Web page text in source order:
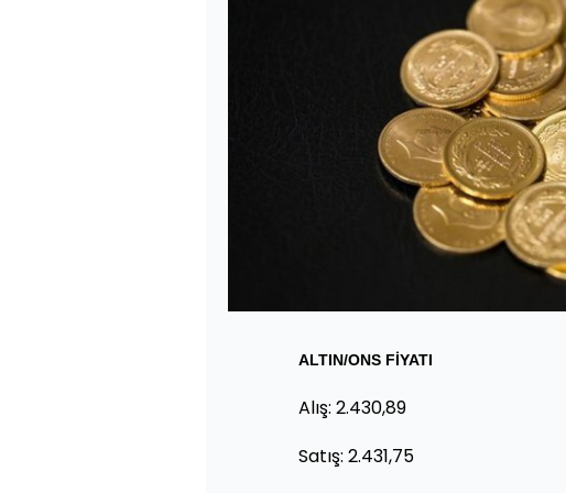
ALTIN/ONS FİYATI
Alış: 2.430,89
Satış: 2.431,75